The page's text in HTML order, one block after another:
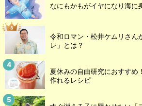
なにもかもがイヤになり海に
令和ロマン・松井ケムリさん
レ」とは？
夏休みの自由研究におすすめ
作れるレシピ